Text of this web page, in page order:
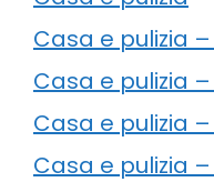
Casa e pulizia
Casa e pulizia
Casa e pulizia –
Casa e pulizia